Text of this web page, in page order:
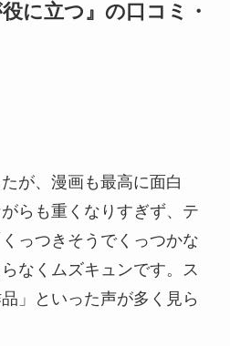
に立つ』の口コミ・
が、漫画も最高に面白
らも重くなりすぎず、テ
っつきそうでくっつかな
なくムズキュンです。ス
」といった声が多く見ら